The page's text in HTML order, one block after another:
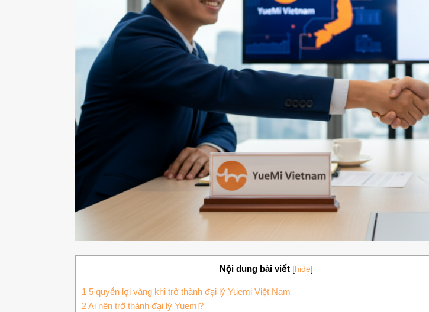
Nội dung bài viết [hide]
1 5 quyền lợi vàng khi trở thành đại lý Yuemi Việt Nam
2Ai nên trở thành đại lý Yuemi?